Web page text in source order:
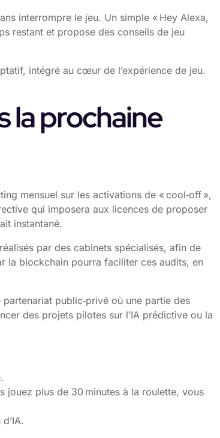
interrompre le jeu. Un simple « Hey Alexa,
restant et propose des conseils de jeu
intégré au cœur de l’expérience de jeu.
la prochaine
mensuel sur les activations de « cool‑off »,
qui imposera aux licences de proposer
instantané.
par des cabinets spécialisés, afin de
la blockchain pourra faciliter ces audits, en
public‑privé où une partie des
des projets pilotes sur l’IA prédictive ou la
jouez plus de 30 minutes à la roulette, vous